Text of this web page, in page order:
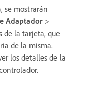
se mostrarán
Adaptador >
de la tarjeta, que
de la misma.
los detalles de la